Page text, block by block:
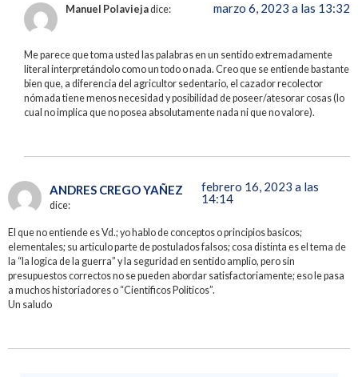
Manuel Polaviejadice: marzo 6, 2023 a las 13:32
Me parece que toma usted las palabras en un sentido extremadamente
literal interpretándolo como un todo o nada. Creo que se entiende bastante
bien que, a diferencia del agricultor sedentario, el cazador recolector
nómada tiene menos necesidad y posibilidad de poseer/atesorar cosas (lo
cual no implica que no posea absolutamente nada ni que no valore).
ANDRES CREGO YAÑEZ
dice:
febrero 16, 2023 a las
14:14
El que no entiende es Vd.; yo hablo de conceptos o principios basicos;
elementales; su articulo parte de postulados falsos; cosa distinta es el tema de
la “la logica de la guerra” y la seguridad en sentido amplio, pero sin
presupuestos correctos no se pueden abordar satisfactoriamente; eso le pasa
a muchos historiadores o “Cientificos Politicos”.
Un saludo